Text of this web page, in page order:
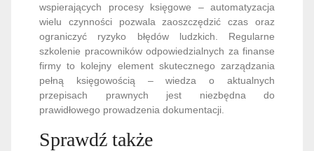
wspierających procesy księgowe – automatyzacja
wielu czynności pozwala zaoszczędzić czas oraz
ograniczyć ryzyko błędów ludzkich. Regularne
szkolenie pracowników odpowiedzialnych za finanse
firmy to kolejny element skutecznego zarządzania
pełną księgowością – wiedza o aktualnych
przepisach prawnych jest niezbędna do
prawidłowego prowadzenia dokumentacji.
Sprawdź także